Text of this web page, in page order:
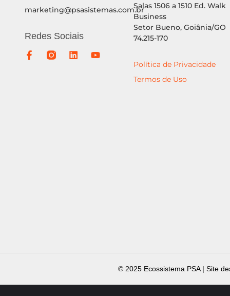
Salas 1506 a 1510 Ed. Walk
Business
Setor Bueno, Goiânia/GO
74.215-170
Política de Privacidade
Termos de Uso
marketing@psasistemas.com.br
Redes Sociais
© 2025 Ecossistema PSA | Site